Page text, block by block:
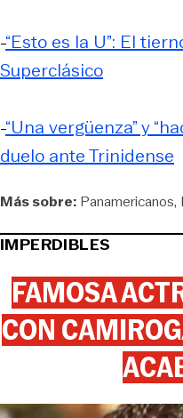
-“Esto es la U”: El
Superclásico
-“Una vergüenza” y
duelo ante Trinidense
Más sobre: Panamericanos
IMPERDIBLES
FAMOSA
CON